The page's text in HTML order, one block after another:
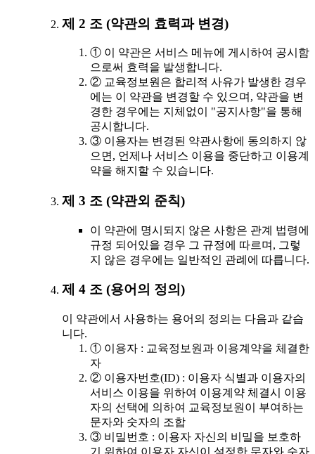
제 2 조 (약관의 효력과 변경)
① 이 약관은 서비스 메뉴에 게시하여 공시함
으로써 효력을 발생합니다.
② 교육정보원은 합리적 사유가 발생한 경우
에는 이 약관을 변경할 수 있으며, 약관을 변
경한 경우에는 지체없이 "공지사항"을 통해
공시합니다.
③ 이용자는 변경된 약관사항에 동의하지 않
으면, 언제나 서비스 이용을 중단하고 이용계
약을 해지할 수 있습니다.
제 3 조 (약관외 준칙)
이 약관에 명시되지 않은 사항은 관계 법령에
규정 되어있을 경우 그 규정에 따르며, 그렇
지 않은 경우에는 일반적인 관례에 따릅니다.
제 4 조 (용어의 정의)
이 약관에서 사용하는 용어의 정의는 다음과 같습
니다.
① 이용자 : 교육정보원과 이용계약을 체결한
자
② 이용자번호(ID) : 이용자 식별과 이용자의
서비스 이용을 위하여 이용계약 체결시 이용
자의 선택에 의하여 교육정보원이 부여하는
문자와 숫자의 조합
③ 비밀번호 : 이용자 자신의 비밀을 보호하